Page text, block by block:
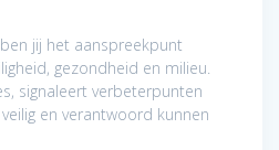
jij het aanspreekpunt
gezondheid en milieu.
signaleert verbeterpunten
en verantwoord kunnen